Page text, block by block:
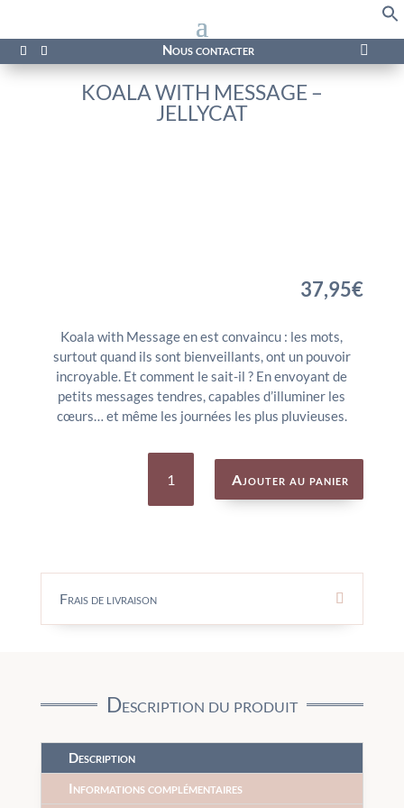
Nous contacter 
KOALA WITH MESSAGE –
JELLYCAT
37,95€
Koala with Message en est convaincu : les mots,
surtout quand ils sont bienveillants, ont un pouvoir
incroyable. Et comment le sait-il ? En envoyant de
petits messages tendres, capables d’illuminer les
cœurs… et même les journées les plus pluvieuses.
quantité
KOALA
MESSAGE
Ajouter au panier
Frais de livraison
Description du produit
Description
Informations complémentaires